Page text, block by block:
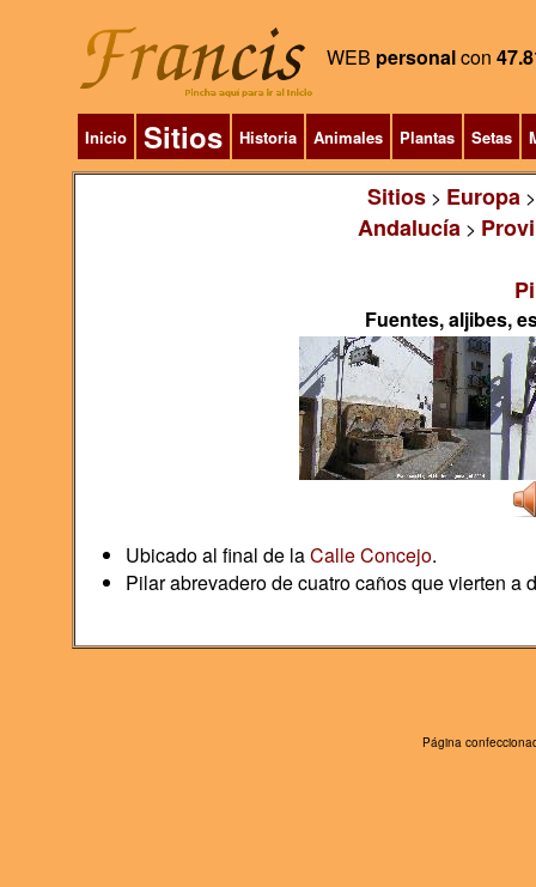
WEB personalcon
Inicio Sitios Historia Animales Plantas Setas
Sitios> Europa
Andalucía >
Fuentes, aljibes,
Ubicado al final de laCalle Concejo.
Pilar abrevadero de cuatro caños que vierten a
Página